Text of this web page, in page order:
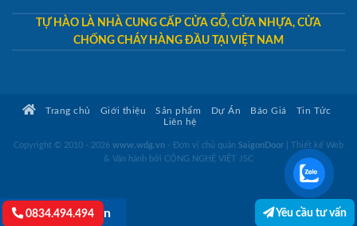
TỰ HÀO LÀ NHÀ CUNG CẤP CỬA GỖ, CỬA NHỰA, CỬA
CHỐNG CHÁY HÀNG ĐẦU TẠI VIỆT NAM
Trang chủ Giới thiệu Sản phẩm Dự Án Báo Giá
Tin Tức
Liên hệ
Copyright © 2010 - 2026 www.wdg.vn - Đơn vị chủ quản SaigonDoor
Thiết kế Web
& Vận hành bởi CÔNG NGHỆ VIỆT JSC
Lightbox button
0834.494.494 Yêu cầu tư vấn